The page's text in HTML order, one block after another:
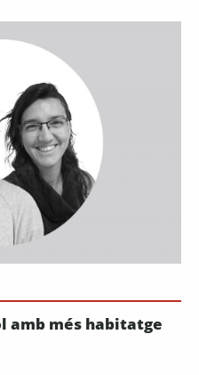
amb més habitatge